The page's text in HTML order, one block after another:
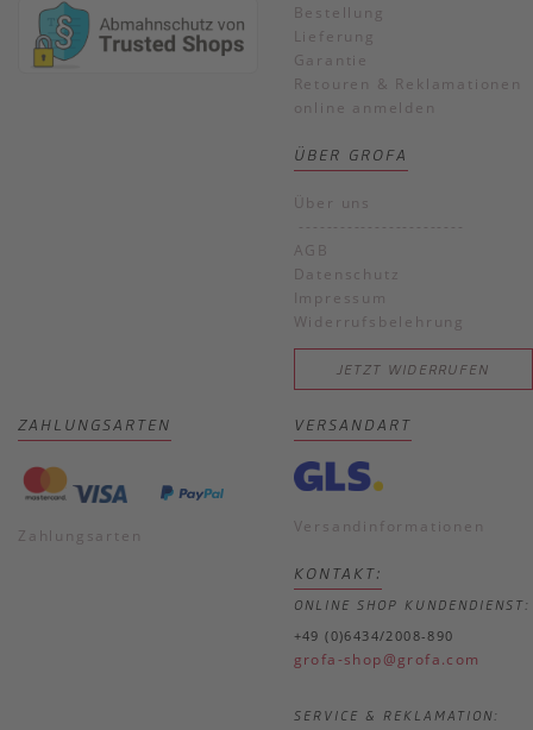
Bestellung
Lieferung
Garantie
Retouren & Reklamationen
online anmelden
ÜBER GROFA
Über uns
------------------------
AGB
Datenschutz
Impressum
Widerrufsbelehrung
JETZT WIDERRUFEN
ZAHLUNGSARTEN
Zahlungsarten
VERSANDART
Versandinformationen
KONTAKT:
ONLINE SHOP KUNDENDIENST:
+49 (0)6434/2008-890
grofa-shop@grofa.com
SERVICE & REKLAMATION: